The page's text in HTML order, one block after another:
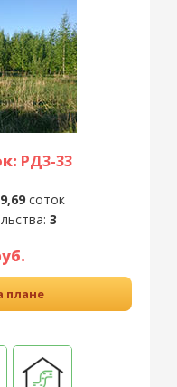
РД3-33
9,69соток
3
плане